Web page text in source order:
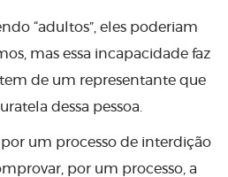
“adultos”, eles poderiam
mas essa incapacidade faz
de um representante que
dessa pessoa.
um processo de interdição
por um processo, a